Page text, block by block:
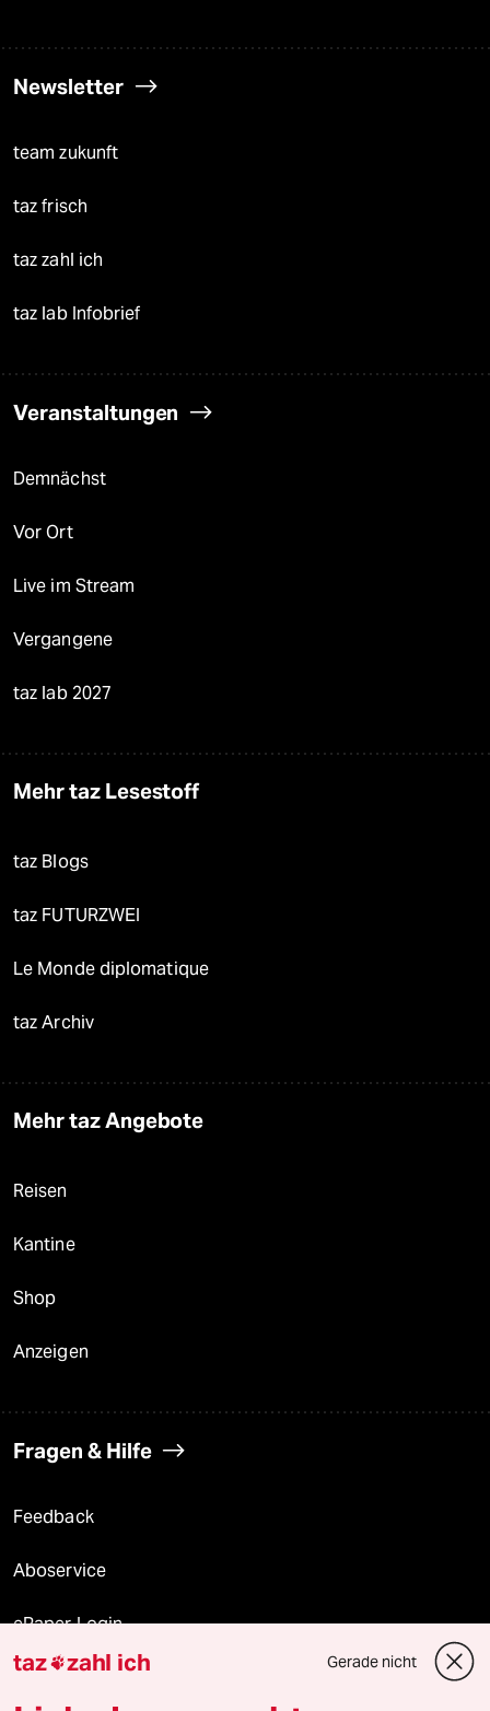
Newsletter
team zukunft
taz frisch
taz zahl ich
taz lab Infobrief
Veranstaltungen
Demnächst
Vor Ort
Live im Stream
Vergangene
taz lab 2027
Mehr taz Lesestoff
taz Blogs
taz FUTURZWEI
Le Monde diplomatique
taz Archiv
Mehr taz Angebote
Reisen
Kantine
Shop
Anzeigen
Fragen & Hilfe
Feedback
Aboservice
ePaper Login
Downloads für Abonnierende
taz zahl ich Gerade nicht